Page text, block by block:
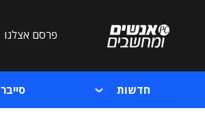
פרסם אצלנו
חדשות סייבר